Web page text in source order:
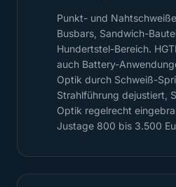
Punkt- und
Busbars, Sandwich-
Hundertstel-Bereich.
auch Battery-
Optik durch Schweiß-
Strahlführung dejustiert,
Optik regelrecht
Justage 800 bis 3.500